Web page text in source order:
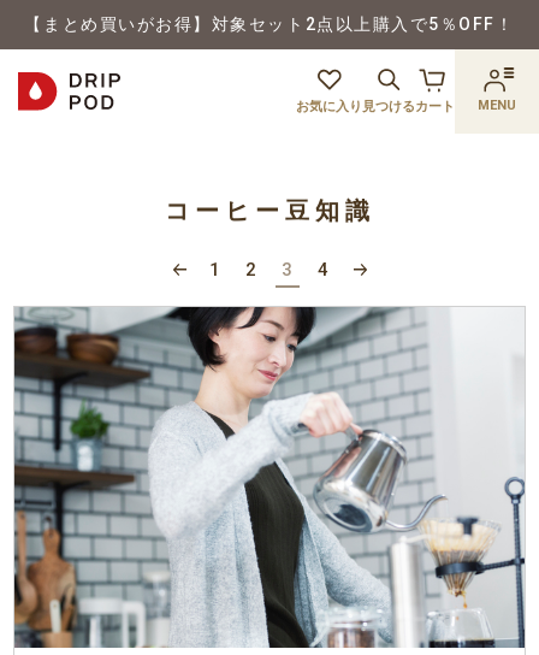
【まとめ買いがお得】対象セット2点以上購入で5％OFF！
お気に入り 見つけるカート MENU
コーヒー豆知識
1 2 3 4